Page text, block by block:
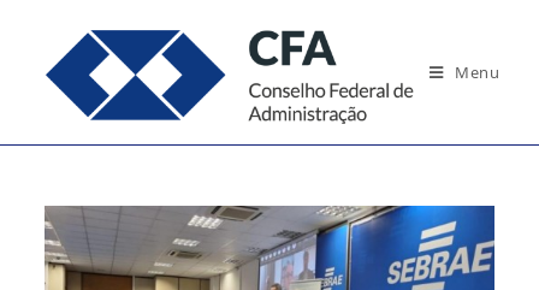
conteúdo
Menu